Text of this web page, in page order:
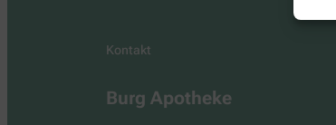
Kontakt
Burg Apotheke